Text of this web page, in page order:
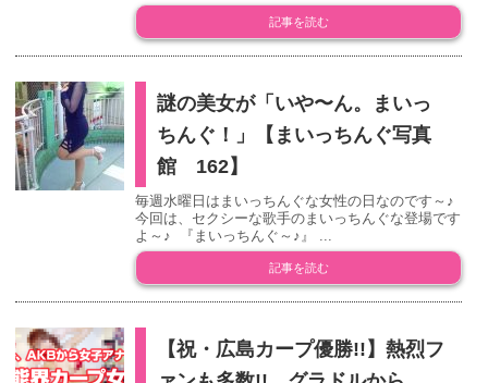
記事を読む
謎の美女が「いや〜ん。まいっ
ちんぐ！」【まいっちんぐ写真
館 162】
毎週水曜日はまいっちんぐな女性の日なのです～♪
今回は、セクシーな歌手のまいっちんぐな登場です
よ～♪ 『まいっちんぐ～♪』 ...
記事を読む
【祝・広島カープ優勝!!】熱烈フ